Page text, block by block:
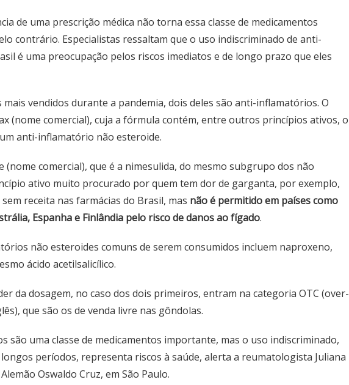
de uma prescrição médica não torna essa classe de medicamentos
contrário. Especialistas ressaltam que o uso indiscriminado de anti-
é uma preocupação pelos riscos imediatos e de longo prazo que eles
vendidos durante a pandemia, dois deles são anti-inflamatórios. O
(nome comercial), cuja a fórmula contém, entre outros princípios ativos, o
anti-inflamatório não esteroide.
(nome comercial), que é a nimesulida, do mesmo subgrupo dos não
ativo muito procurado por quem tem dor de garganta, por exemplo,
receita nas farmácias do Brasil, mas não é permitido em países como
Espanha e Finlândia pelo risco de danos ao fígado.
não esteroides comuns de serem consumidos incluem naproxeno,
ácido acetilsalicílico.
da dosagem, no caso dos dois primeiros, entram na categoria OTC (over-
que são os de venda livre nas gôndolas.
são uma classe de medicamentos importante, mas o uso indiscriminado,
períodos, representa riscos à saúde, alerta a reumatologista Juliana
Oswaldo Cruz, em São Paulo.